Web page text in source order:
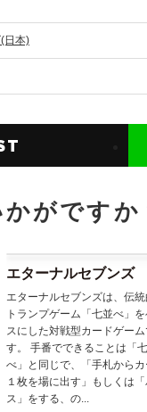
日本)
がですか
エターナルセブンズ
エターナルセブンズは、伝統
トランプゲーム「七並べ」
スにした対戦型カードゲー
す。 手番でできることは「
べ」と同じで、「手札からカ
１枚を場に出す」もしくは
ス」をする、の...